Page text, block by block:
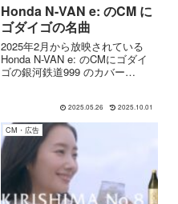
Honda N-VAN e: のCM に
ゴダイゴの名曲
2025年2月から放映されている
Honda N-VAN e: のCMにゴダイ
ゴの銀河鉄道999 のカバー
放送版では10歳くらいの設定だ
ったので、ちょうどその頃私も...
2025.05.26 2025.10.01
CM・広告